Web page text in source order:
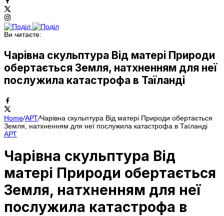
Ви читаєте:
Чарівна скульптура Від матері Природи
обертається Земля, натхненням для неї
послужила катастрофа в Таїланді
Home/АРТ/Чарівна скульптура Від матері Природи обертається
Земля, натхненням для неї послужила катастрофа в Таїланді
АРТ
Чарівна скульптура Від
матері Природи обертається
Земля, натхненням для неї
послужила катастрофа в